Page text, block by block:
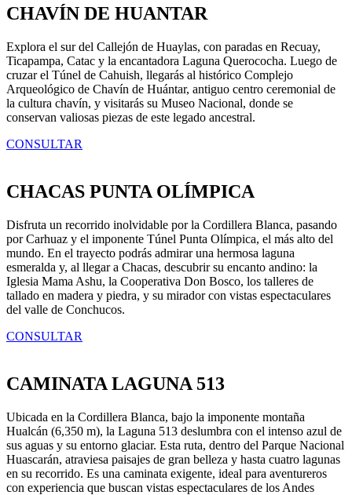
CHAVÍN DE HUANTAR
Explora el sur del Callejón de Huaylas, con paradas en Recuay,
Ticapampa, Catac y la encantadora Laguna Querococha. Luego de
cruzar el Túnel de Cahuish, llegarás al histórico Complejo
Arqueológico de Chavín de Huántar, antiguo centro ceremonial de
la cultura chavín, y visitarás su Museo Nacional, donde se
conservan valiosas piezas de este legado ancestral.
CONSULTAR
CHACAS PUNTA OLÍMPICA
Disfruta un recorrido inolvidable por la Cordillera Blanca, pasando
por Carhuaz y el imponente Túnel Punta Olímpica, el más alto del
mundo. En el trayecto podrás admirar una hermosa laguna
esmeralda y, al llegar a Chacas, descubrir su encanto andino: la
Iglesia Mama Ashu, la Cooperativa Don Bosco, los talleres de
tallado en madera y piedra, y su mirador con vistas espectaculares
del valle de Conchucos.
CONSULTAR
CAMINATA LAGUNA 513
Ubicada en la Cordillera Blanca, bajo la imponente montaña
Hualcán (6,350 m), la Laguna 513 deslumbra con el intenso azul de
sus aguas y su entorno glaciar. Esta ruta, dentro del Parque Nacional
Huascarán, atraviesa paisajes de gran belleza y hasta cuatro lagunas
en su recorrido. Es una caminata exigente, ideal para aventureros
con experiencia que buscan vistas espectaculares de los Andes